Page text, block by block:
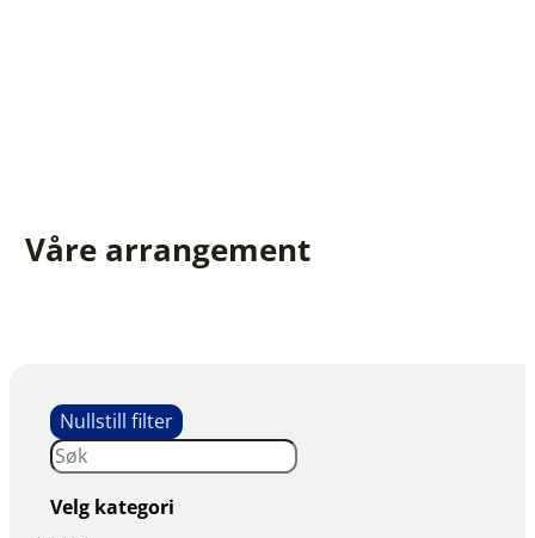
Våre arrangement
Nullstill filter
Velg kategori